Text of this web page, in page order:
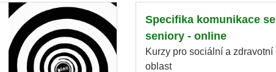
Specifika komunikace se
seniory - online
Kurzy pro sociální a zdravotní
oblast